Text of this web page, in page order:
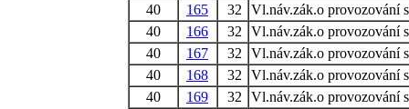
40
165 32
Vl.náv.zák.o provozování
40
166 32
Vl.náv.zák.o provozování
40
167 32
Vl.náv.zák.o provozování
40
168 32
Vl.náv.zák.o provozování
40
169 32
Vl.náv.zák.o provozování